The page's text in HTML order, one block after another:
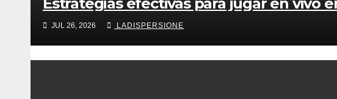
JUL 26, 2026 LADISPERSIONE